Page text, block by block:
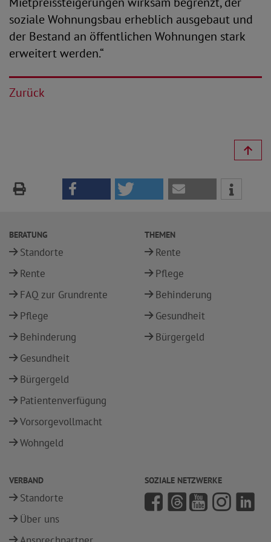
soziale Wohnungsbau erheblich ausgebaut und
der Bestand an öffentlichen Wohnungen stark
erweitert werden.“
Zurück
BERATUNG
Standorte
Rente
FAQ zur Grundrente
Pflege
Behinderung
Gesundheit
Bürgergeld
Patientenverfügung
Vorsorgevollmacht
Wohngeld
THEMEN
Rente
Pflege
Behinderung
Gesundheit
Bürgergeld
VERBAND
Standorte
Über uns
SOZIALE NETZWERKE